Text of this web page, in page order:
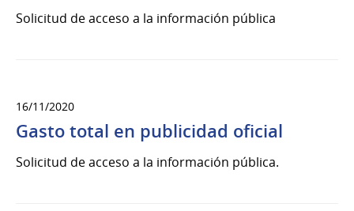
Solicitud de acceso a la información pública
16/11/2020
Gasto total en publicidad oficial
Solicitud de acceso a la información pública.